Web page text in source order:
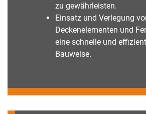
zu gewährleisten.
Einsatz und Verlegung
Deckenelementen und
eine schnelle und
Bauweise.